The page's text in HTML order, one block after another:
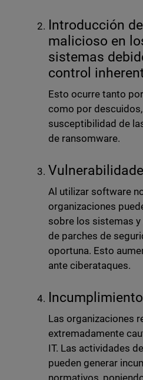
Introducción
malicioso en
sistemas
control
Esto ocurre tanto
como por
susceptibilidad de
de ransomware.
Al utilizar software
organizaciones
sobre los sistemas
de parches de
oportuna. Esto
ante ciberataques.
Las organizaciones
extremadamente
IT. Las actividades
pueden generar